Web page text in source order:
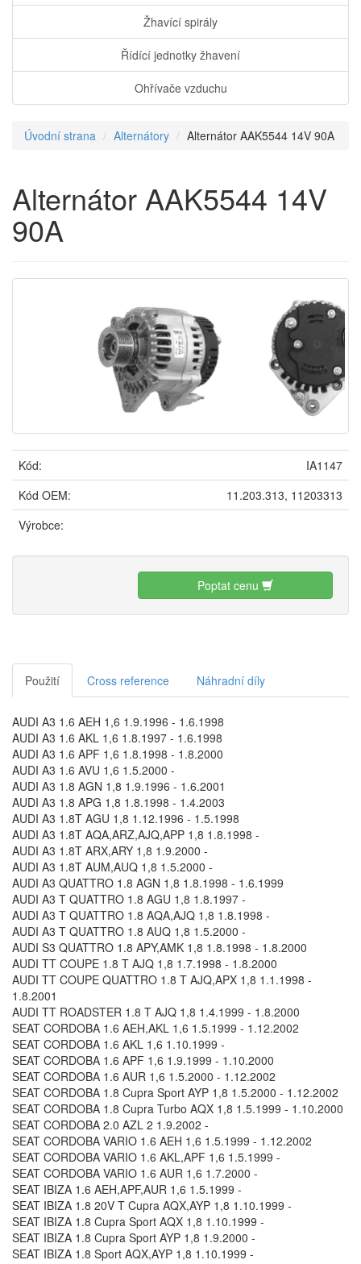
Žhavící spirály
Řídící jednotky žhavení
Ohřívače vzduchu
Úvodní strana Alternátory Alternátor AAK5544 14V 90A
Alternátor AAK5544 14V
90A
Kód:
IA1147
Kód OEM:
11.203.313, 11203313
Výrobce:
Poptat cenu
Použití Cross reference Náhradní díly
AUDI A3 1.6 AEH 1,6 1.9.1996 - 1.6.1998
AUDI A3 1.6 AKL 1,6 1.8.1997 - 1.6.1998
AUDI A3 1.6 APF 1,6 1.8.1998 - 1.8.2000
AUDI A3 1.6 AVU 1,6 1.5.2000 -
AUDI A3 1.8 AGN 1,8 1.9.1996 - 1.6.2001
AUDI A3 1.8 APG 1,8 1.8.1998 - 1.4.2003
AUDI A3 1.8T AGU 1,8 1.12.1996 - 1.5.1998
AUDI A3 1.8T AQA,ARZ,AJQ,APP 1,8 1.8.1998 -
AUDI A3 1.8T ARX,ARY 1,8 1.9.2000 -
AUDI A3 1.8T AUM,AUQ 1,8 1.5.2000 -
AUDI A3 QUATTRO 1.8 AGN 1,8 1.8.1998 - 1.6.1999
AUDI A3 T QUATTRO 1.8 AGU 1,8 1.8.1997 -
AUDI A3 T QUATTRO 1.8 AQA,AJQ 1,8 1.8.1998 -
AUDI A3 T QUATTRO 1.8 AUQ 1,8 1.5.2000 -
AUDI S3 QUATTRO 1.8 APY,AMK 1,8 1.8.1998 - 1.8.2000
AUDI TT COUPE 1.8 T AJQ 1,8 1.7.1998 - 1.8.2000
AUDI TT COUPE QUATTRO 1.8 T AJQ,APX 1,8 1.1.1998 -
1.8.2001
AUDI TT ROADSTER 1.8 T AJQ 1,8 1.4.1999 - 1.8.2000
SEAT CORDOBA 1.6 AEH,AKL 1,6 1.5.1999 - 1.12.2002
SEAT CORDOBA 1.6 AKL 1,6 1.10.1999 -
SEAT CORDOBA 1.6 APF 1,6 1.9.1999 - 1.10.2000
SEAT CORDOBA 1.6 AUR 1,6 1.5.2000 - 1.12.2002
SEAT CORDOBA 1.8 Cupra Sport AYP 1,8 1.5.2000 - 1.12.2002
SEAT CORDOBA 1.8 Cupra Turbo AQX 1,8 1.5.1999 - 1.10.2000
SEAT CORDOBA 2.0 AZL 2 1.9.2002 -
SEAT CORDOBA VARIO 1.6 AEH 1,6 1.5.1999 - 1.12.2002
SEAT CORDOBA VARIO 1.6 AKL,APF 1,6 1.5.1999 -
SEAT CORDOBA VARIO 1.6 AUR 1,6 1.7.2000 -
SEAT IBIZA 1.6 AEH,APF,AUR 1,6 1.5.1999 -
SEAT IBIZA 1.8 20V T Cupra AQX,AYP 1,8 1.10.1999 -
SEAT IBIZA 1.8 Cupra Sport AQX 1,8 1.10.1999 -
SEAT IBIZA 1.8 Cupra Sport AYP 1,8 1.9.2000 -
SEAT IBIZA 1.8 Sport AQX,AYP 1,8 1.10.1999 -